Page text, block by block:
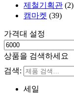
제철기획관 (2)
캠마켓 (39)
가격대 설정
상품을 검색하세요
검색:
세일